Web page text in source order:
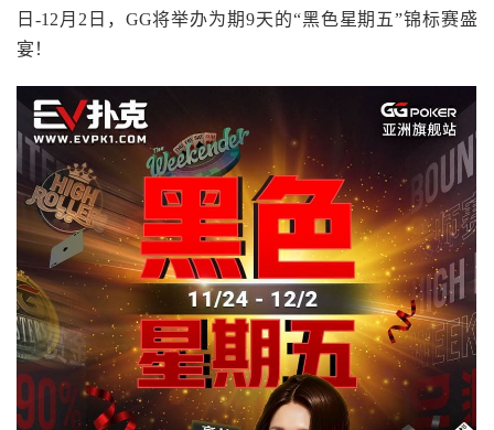
日-12月2日，GG将举办为期9天的“黑色星期五”锦标赛盛
宴！